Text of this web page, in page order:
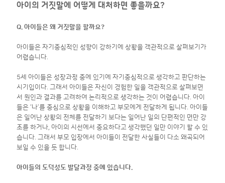
아이의 거짓말에 어떻게 대처하면 좋을까요?
Q. 아이들은 왜 거짓말을 할까요?
아이들은 자기중심적인 성향이 강하기에 상황을 객관적으로 살펴보기가
어렵습니다.
5세 아이들은 성장과정 중에 있기에 자기중심적으로 생각하고 판단하는
시기입이다. 그래서 아이들은 자신이 경험한 일을 객관적으로 살펴보면
서 원인과 결과를 고려하여 논리적으로 생각하는 것이 어렵습니다. 아이
들은 ‘나’를 중심으로 상황을 이해하고 부모에게 전달하게 됩니다. 아이들
은 일어난 상황의 전체를 전달하기 보다는 일어난 일의 단편적인 면만 강
조를 하거나, 아이의 시선에서 중요하다고 생각했던 일만 이야기 할 수 있
습니다. 그래서 부모 입장에서 아이들이 전달한 사실들이 다소 왜곡되어
보일 수 있을 듯 합니다.
아이들의 도덕성도 발달과정 중에 있습니다.